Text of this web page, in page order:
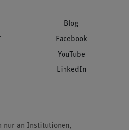
Blog
Facebook
YouTube
LinkedIn
nur an Institutionen,